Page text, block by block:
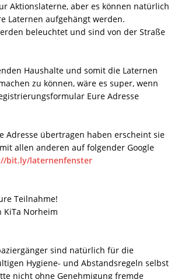
Aktionslaterne, aber es können natürlich
Laternen aufgehängt werden.
beleuchtet und sind von der Straße
Haushalte und somit die Laternen
zu können, wäre es super, wenn
Eure Adresse
Adresse übertragen haben erscheint sie
allen anderen auf folgender Google
bit.ly/laternenfenster
Teilnahme!
KiTa Norheim
sind natürlich für die
Hygiene- und Abstandsregeln selbst
nicht ohne Genehmigung fremde